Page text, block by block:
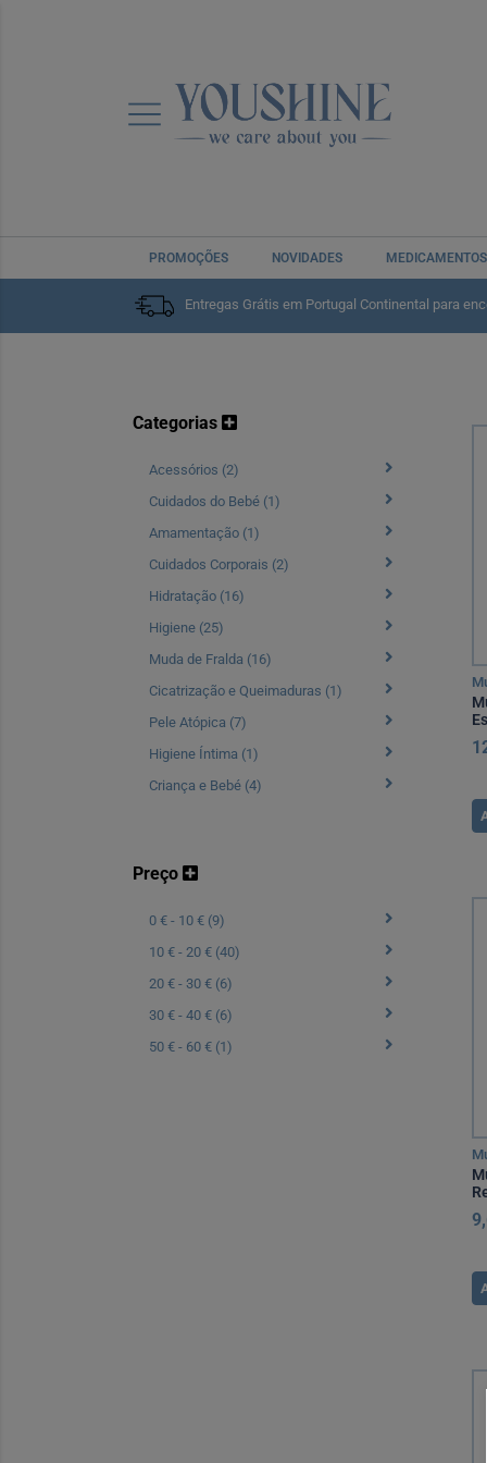
PROMOÇÕES NOVIDADES MEDICAMENTOS
Entregas Grátis em Portugal Continental para
Mustela
Categorias
Acessórios (2)
Cuidados do Bebé (1)
Amamentação (1)
Cuidados Corporais (2)
Hidratação (16)
Higiene (25)
Muda de Fralda (16)
Cicatrização e Queimaduras (1)
Pele Atópica (7)
Higiene Íntima (1)
Criança e Bebé (4)
Preço
0 € - 10 € (9)
10 € - 20 € (40)
20 € - 30 € (6)
30 € - 40 € (6)
50 € - 60 € (1)